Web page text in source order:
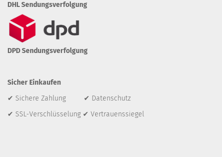
DHL Sendungsverfolgung
DPD Sendungsverfolgung
Sicher Einkaufen
✔ Sichere Zahlung ✔ Datenschutz
✔ SSL-Verschlüsselung ✔ Vertrauenssiegel